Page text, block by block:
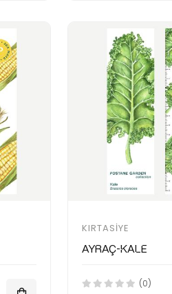
KIRTASIYE
Ayraç-Kale
(0)